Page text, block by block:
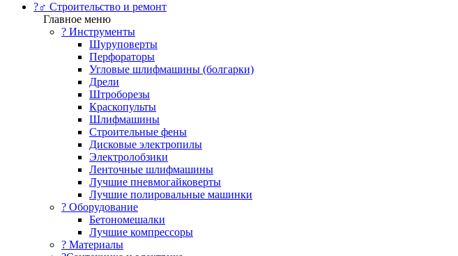
?‍♂️ Строительство и ремонт
Главное меню
?️ Инструменты
Шуруповерты
Перфораторы
Угловые шлифмашины (болгарки)
Дрели
Штроборезы
Краскопульты
Шлифмашины
Строительные фены
Дисковые электропилы
Электролобзики
Ленточные шлифмашины
Лучшие пневмогайковерты
Лучшие полировальные машинки
?️ Оборудование
Бетономешалки
Лучшие компрессоры
? Материалы